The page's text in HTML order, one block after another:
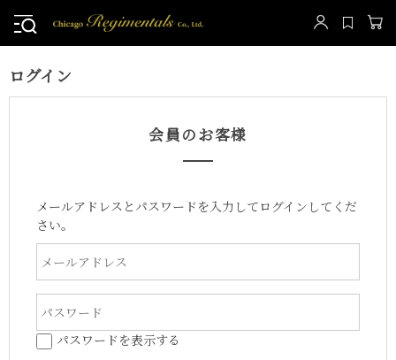
ログイン
会員のお客様
メールアドレスとパスワードを入力してログインしてくだ
さい。
パスワードを表示する